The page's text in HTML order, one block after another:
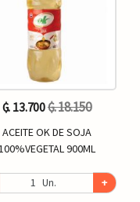
₲. 13.700₲. 18.150
ACEITE OK DE SOJA
900ML
Un. +